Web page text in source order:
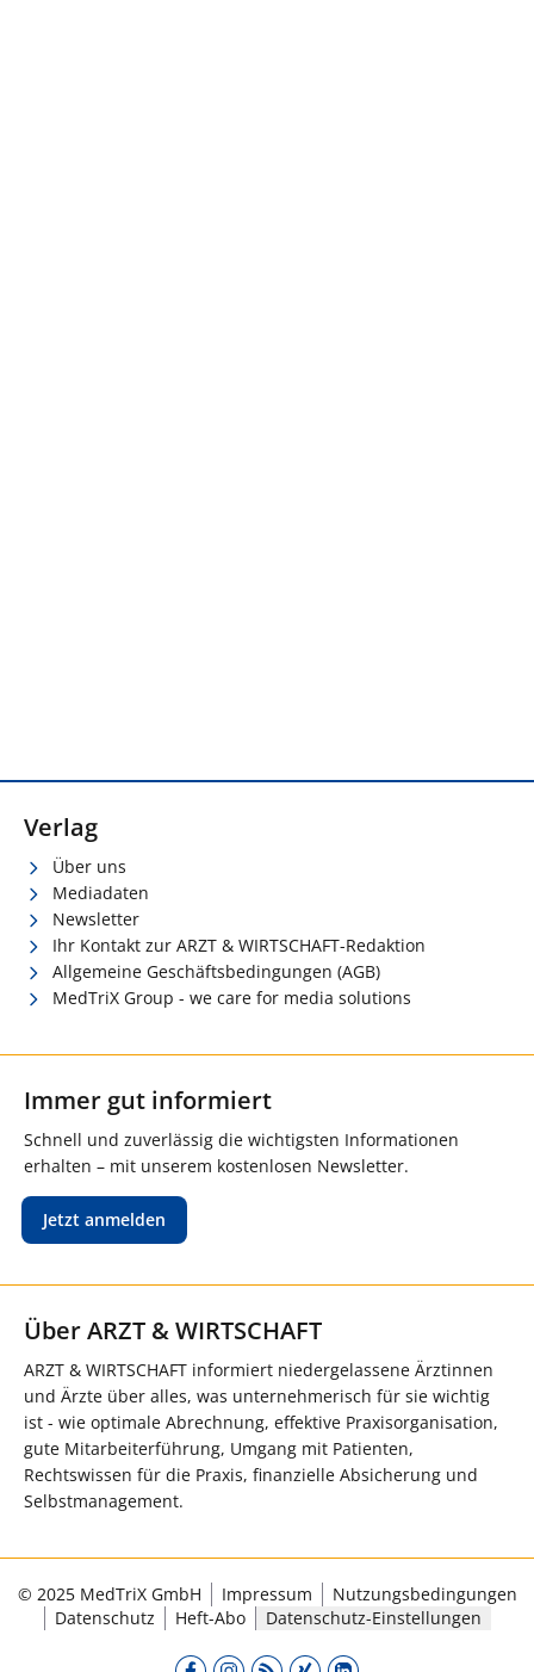
Verlag
Über uns
Mediadaten
Newsletter
Ihr Kontakt zur ARZT & WIRTSCHAFT-Redaktion
Allgemeine Geschäftsbedingungen (AGB)
MedTriX Group - we care for media solutions
Immer gut informiert
Schnell und zuverlässig die wichtigsten Informationen
erhalten – mit unserem kostenlosen Newsletter.
Jetzt anmelden
Über ARZT & WIRTSCHAFT
ARZT & WIRTSCHAFT informiert niedergelassene Ärztinnen
und Ärzte über alles, was unternehmerisch für sie wichtig
ist - wie optimale Abrechnung, effektive Praxisorganisation,
gute Mitarbeiterführung, Umgang mit Patienten,
Rechtswissen für die Praxis, finanzielle Absicherung und
Selbstmanagement.
© 2025 MedTriX GmbH Impressum
Nutzungsbedingungen
Datenschutz
Heft-Abo Datenschutz-Einstellungen